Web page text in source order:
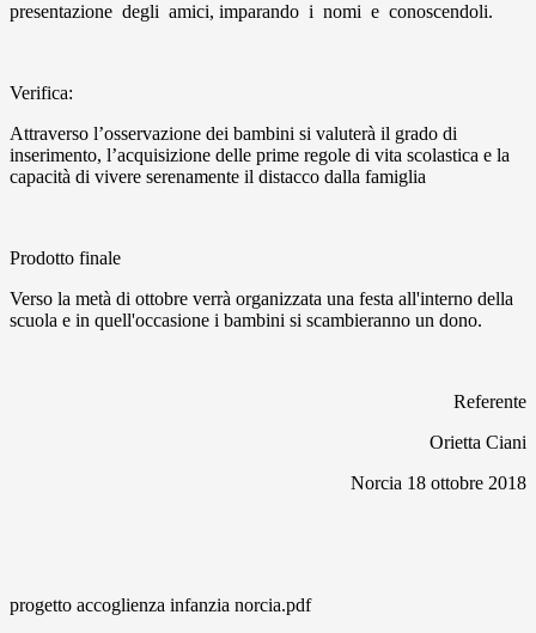
presentazione degli amici, imparando i nomi e conoscendoli.
Verifica:
Attraverso l’osservazione dei bambini si valuterà il grado di
inserimento, l’acquisizione delle prime regole di vita scolastica e la
capacità di vivere serenamente il distacco dalla famiglia
Prodotto finale
Verso la metà di ottobre verrà organizzata una festa all'interno della
scuola e in quell'occasione i bambini si scambieranno un dono.
Referente
Orietta Ciani
Norcia 18 ottobre 2018
progetto accoglienza infanzia norcia.pdf